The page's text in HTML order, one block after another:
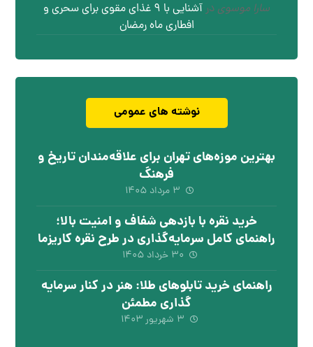
سارا موسوی در
آشنایی با ۹ غذای مقوی برای سحری و
افطاری ماه رمضان
نوشته های عمومی
بهترین موزه‌های تهران برای علاقه‌مندان تاریخ و
فرهنگ
۳ مرداد ۱۴۰۵
خرید نقره با بازدهی شفاف و امنیت بالا؛
راهنمای کامل سرمایه‌گذاری در طرح نقره کاریزما
۳۰ خرداد ۱۴۰۵
راهنمای خرید تابلوهای طلا: هنر در کنار سرمایه
گذاری مطمئن
۳ شهریور ۱۴۰۳